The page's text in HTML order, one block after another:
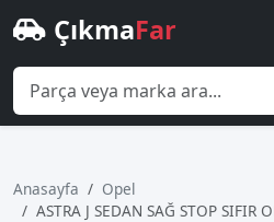
ÇıkmaFar
Anasayfa
Opel
ASTRA J SEDAN SAĞ STOP SIFIR